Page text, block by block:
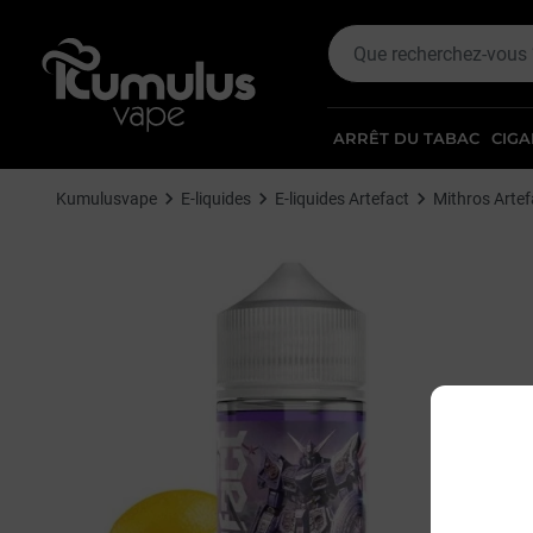
ARRÊT DU TABAC
Kumulusvape E-liquides E-liquides Artefact Mithros